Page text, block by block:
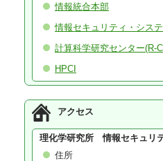
2026年04月13日 Adobe Acrobat お
2026年04月08日
「Movable Type
2026年03月11日 Microsoft 製品の脆
2026年03月11日 Adobe Acrobat お
2026年02月25日 「LANSCOPE エ
2026年02月13日
2026年02月12日
2026年01月23日 BIND 9の脆弱性対
2026年01月21日 Oracle Java の脆
2026年01月19日 Cisco Secure
2026年01月14日
2025年12月23日 WatchGuard
2025年12月17日 Fortinet製品にお
2025年12月12日
情報統合本部
情報セキュリティ・シス
計算科学研究センター(R-
HPCI
アクセス
理化学研究所 情報セキュリ
住所